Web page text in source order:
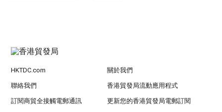
HKTDC.com 關於我們
聯絡我們 香港貿發局流動應用程式
訂閱商貿全接觸電郵通訊 更新您的香港貿發局電郵訂閱